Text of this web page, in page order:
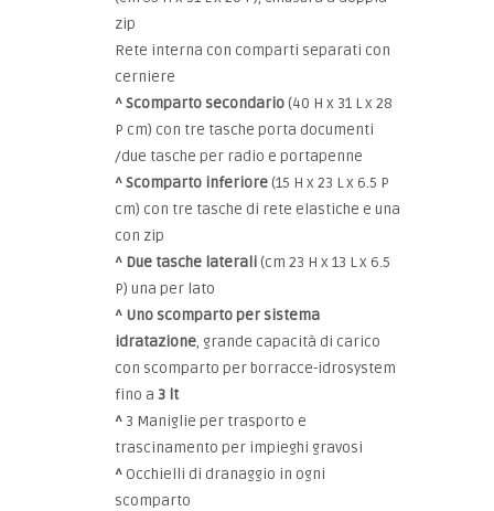
zip
Rete interna con comparti separati con
cerniere
^Scomparto secondario(40 H x 31 L x 28
P cm) con tre tasche porta documenti
/due tasche per radio e portapenne
^Scomparto inferiore(15 H x 23 L x 6.5 P
cm) con tre tasche di rete elastiche e una
con zip
^ Due tasche laterali(cm 23 H x 13 L x 6.5
P) una per lato
^ Uno scomparto per sistema
idratazione, grande capacità di carico
con scomparto per borracce-idrosystem
fino a 3 lt
^3 Maniglie per trasporto e
trascinamento per impieghi gravosi
^Occhielli di dranaggio in ogni
scomparto